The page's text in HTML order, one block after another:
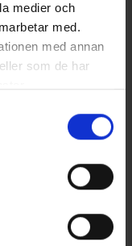
medier och
med.
med annan
som de har
11x2,5cm
Betyg: